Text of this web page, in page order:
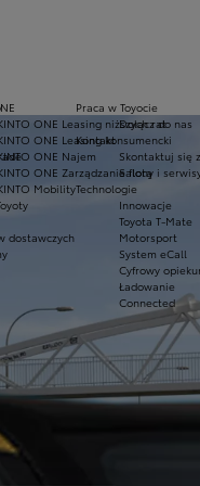
Praca w Toyocie
Dołącz do nas
Kontakt
Skontaktuj się
Salony i
Technologie
Innowacje
Toyota T-Mate
Motorsport
System eCall
Cyfrowy
Ładowanie
Connected
ONE Leasing niższych rat
ONE Leasing konsumencki
ONE Najem
ONE Zarządzanie flotą
Mobility
dostawczych